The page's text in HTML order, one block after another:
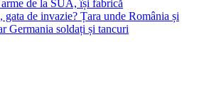
de la SUA, își fabrică
gata de invazie? Țara unde România și
Germania soldați și tancuri